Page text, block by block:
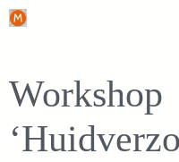
Ga
inhoud
Workshop